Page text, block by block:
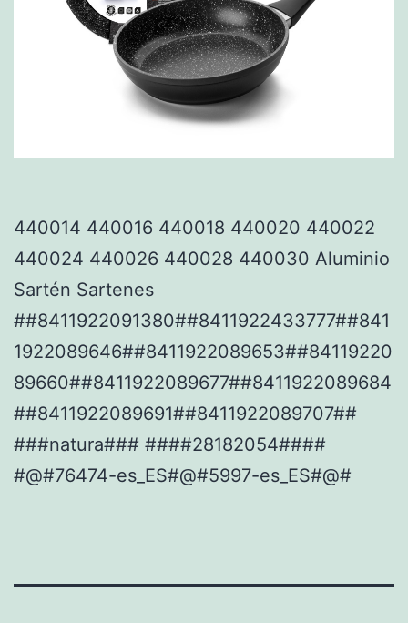
440014 440016 440018 440020 440022
440024 440026 440028 440030 Aluminio
Sartén Sartenes
##8411922091380##8411922433777##841
1922089646##8411922089653##84119220
89660##8411922089677##8411922089684
##8411922089691##8411922089707##
###natura### ####28182054####
#@#76474-es_ES#@#5997-es_ES#@#